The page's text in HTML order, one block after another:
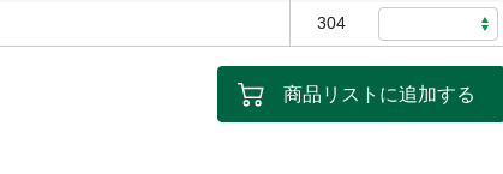
304
商品リストに追加する